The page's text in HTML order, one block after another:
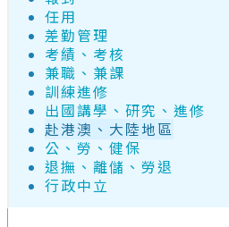
任用
差勤管理
考績、考核
兼職、兼課
訓練進修
出國講學、研究、進修
赴港澳、大陸地區
公、勞、健保
退撫、離儲、勞退
行政中立